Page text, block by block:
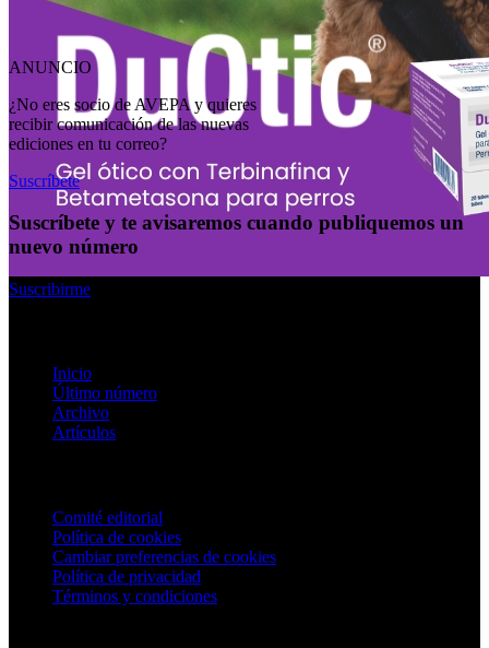
ANUNCIO
¿No eres socio de AVEPA y quieres
recibir comunicación de las nuevas
ediciones en tu correo?
Suscríbete
Suscríbete y te avisaremos cuando publiquemos un
nuevo número
Suscribirme
Inicio
Último número
Archivo
Artículos
Comité editorial
Política de cookies
Cambiar preferencias de cookies
Política de privacidad
Términos y condiciones